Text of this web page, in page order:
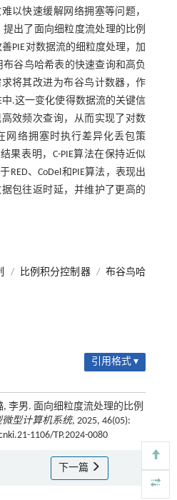
以快速缓解网络拥塞等问题，
出了面向细粒度流处理的比例
PIE对数据流的细粒度处理，加
布谷鸟哈希表的快速查询和高负
将其改进为布谷鸟计数器，作
.这一变化使得数据流的关键信
效频次查询，从而实现了对数
网络拥塞时执行差异化丢包策
果表明，C-PIE算法在保持近似
RED、CoDel和PIE算法，表现出
包往返时延，并维护了更高的
/ 比例积分控制器 / 布谷鸟哈
引用格式 ▾
李男. 面向细粒度流处理的比例
微型计算机系统, 2025, 46(05):
1106/TP.2024-0080
下一篇